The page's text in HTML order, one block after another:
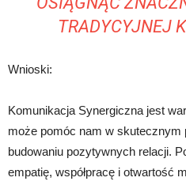
TRADYCYJNEJ
Wnioski:
Komunikacja Synergiczna jest
może pomóc nam w skutecznym
budowaniu pozytywnych relacji.
empatię, współpracę i otwartość